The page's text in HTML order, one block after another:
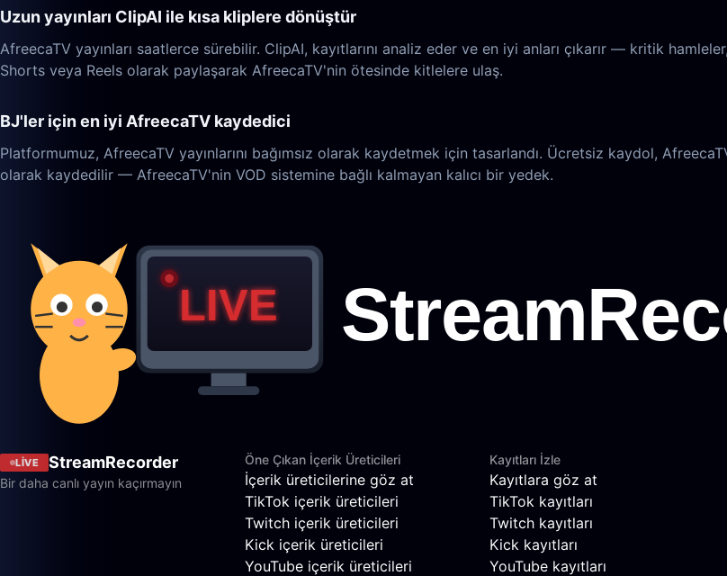
Uzun yayınları ClipAI ile kısa kliplere dönüştür
AfreecaTV yayınları saatlerce sürebilir. ClipAI, kayıtlarını analiz eder ve en iyi anları çıkarır — kritik
Shorts veya Reels olarak paylaşarak AfreecaTV'nin ötesinde kitlelere ulaş.
BJ'ler için en iyi AfreecaTV kaydedici
Platformumuz, AfreecaTV yayınlarını bağımsız olarak kaydetmek için tasarlandı. Ücretsiz kaydol,
olarak kaydedilir — AfreecaTV'nin VOD sistemine bağlı kalmayan kalıcı bir yedek.
LIVE StreamRecorder
Bir daha canlı yayın kaçırmayın
Öne Çıkan İçerik Üreticileri
İçerik üreticilerine göz at
TikTok içerik üreticileri
Twitch içerik üreticileri
Kick içerik üreticileri
YouTube içerik üreticileri
Kayıtları İzle
Kayıtlara göz at
TikTok kayıtları
Twitch kayıtları
Kick kayıtları
YouTube kayıtları